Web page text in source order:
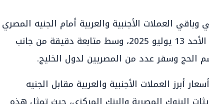
وباقي العملات الأجنبية والعربية أمام الجنيه المصري
في التعاملات الصباحية اليوم الأحد 13 يوليو 2025، وسط متابعة دقيقة من جانب
الحج وسفر عدد من المصريين لدول الخليج.
أبرز العملات الأجنبية والعربية مقابل الجنيه